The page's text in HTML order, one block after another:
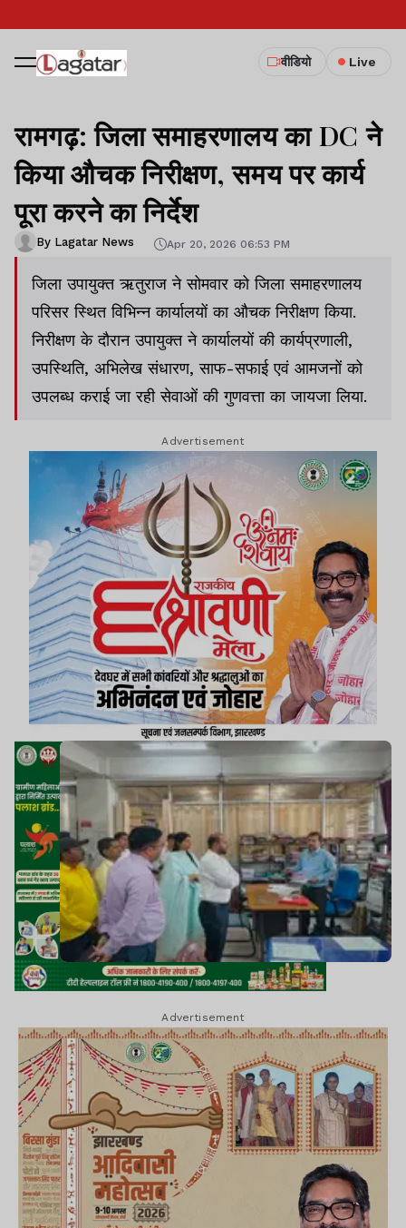
वीडियो Live
रामगढ़: जिला समाहरणालय का DC ने
किया औचक निरीक्षण, समय पर कार्य
पूरा करने का निर्देश
By Lagatar News Apr 20, 2026 06:53 PM
जिला उपायुक्त ऋतुराज ने सोमवार को जिला समाहरणालय
परिसर स्थित विभिन्न कार्यालयों का औचक निरीक्षण किया.
निरीक्षण के दौरान उपायुक्त ने कार्यालयों की कार्यप्रणाली,
उपस्थिति, अभिलेख संधारण, साफ-सफाई एवं आमजनों को
उपलब्ध कराई जा रही सेवाओं की गुणवत्ता का जायजा लिया.
Advertisement
Advertisement